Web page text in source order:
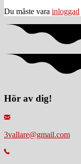
Du måste vara inloggad
Hör av dig!
3vallare@gmail.com